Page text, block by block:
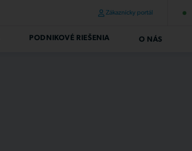
Zákaznícky portál
PODNIKOVÉ RIEŠENIA O NÁS